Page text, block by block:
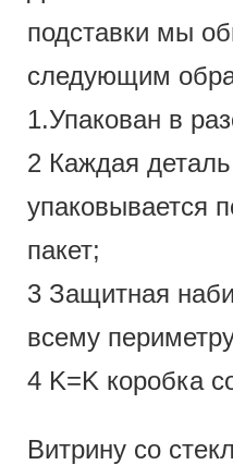
подставки мы
следующим
1.Упакован в
2 Каждая деталь
упаковывается
пакет;
3 Защитная
всему
4 K=K коробка
Витрину со